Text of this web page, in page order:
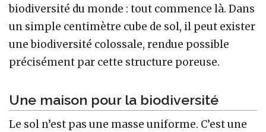
biodiversité du monde : tout commence là. Dans
un simple centimètre cube de sol, il peut exister
une biodiversité colossale, rendue possible
précisément par cette structure poreuse.
Une maison pour la biodiversité
Le sol n’est pas une masse uniforme. C’est une